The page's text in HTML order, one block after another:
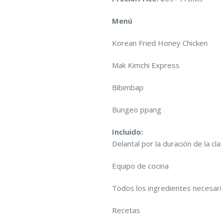
Menú
Korean Fried Honey Chicken
Mak Kimchi Express
Bibimbap
Bungeo ppang
Incluido:
Delantal por la duración de la
Equipo de cocina
Todos los ingredientes
Recetas